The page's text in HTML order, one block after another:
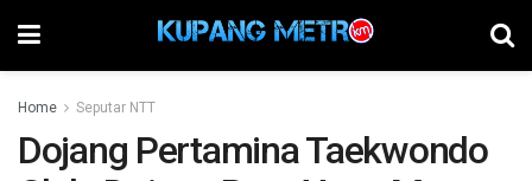
Home Seputar NTT
Dojang Pertamina Taekwondo